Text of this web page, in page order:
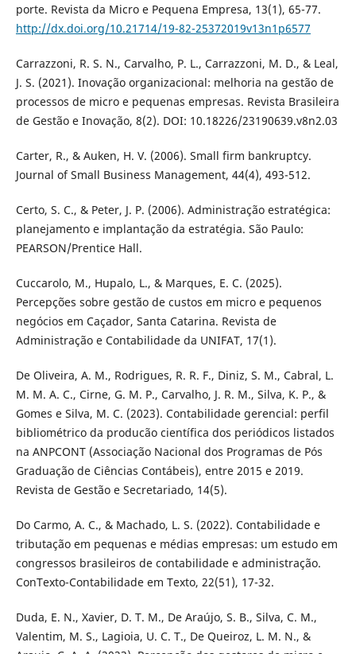
porte. Revista da Micro e Pequena Empresa, 13(1), 65-77.
http://dx.doi.org/10.21714/19-82-25372019v13n1p6577
Carrazzoni, R. S. N., Carvalho, P. L., Carrazzoni, M. D., & Leal,
J. S. (2021). Inovação organizacional: melhoria na gestão de
processos de micro e pequenas empresas. Revista Brasileira
de Gestão e Inovação, 8(2). DOI: 10.18226/23190639.v8n2.03
Carter, R., & Auken, H. V. (2006). Small firm bankruptcy.
Journal of Small Business Management, 44(4), 493-512.
Certo, S. C., & Peter, J. P. (2006). Administração estratégica:
planejamento e implantação da estratégia. São Paulo:
PEARSON/Prentice Hall.
Cuccarolo, M., Hupalo, L., & Marques, E. C. (2025).
Percepções sobre gestão de custos em micro e pequenos
negócios em Caçador, Santa Catarina. Revista de
Administração e Contabilidade da UNIFAT, 17(1).
De Oliveira, A. M., Rodrigues, R. R. F., Diniz, S. M., Cabral, L.
M. M. A. C., Cirne, G. M. P., Carvalho, J. R. M., Silva, K. P., &
Gomes e Silva, M. C. (2023). Contabilidade gerencial: perfil
bibliométrico da producão científica dos periódicos listados
na ANPCONT (Associação Nacional dos Programas de Pós
Graduação de Ciências Contábeis), entre 2015 e 2019.
Revista de Gestão e Secretariado, 14(5).
Do Carmo, A. C., & Machado, L. S. (2022). Contabilidade e
tributação em pequenas e médias empresas: um estudo em
congressos brasileiros de contabilidade e administração.
ConTexto-Contabilidade em Texto, 22(51), 17-32.
Duda, E. N., Xavier, D. T. M., De Araújo, S. B., Silva, C. M.,
Valentim, M. S., Lagioia, U. C. T., De Queiroz, L. M. N., &